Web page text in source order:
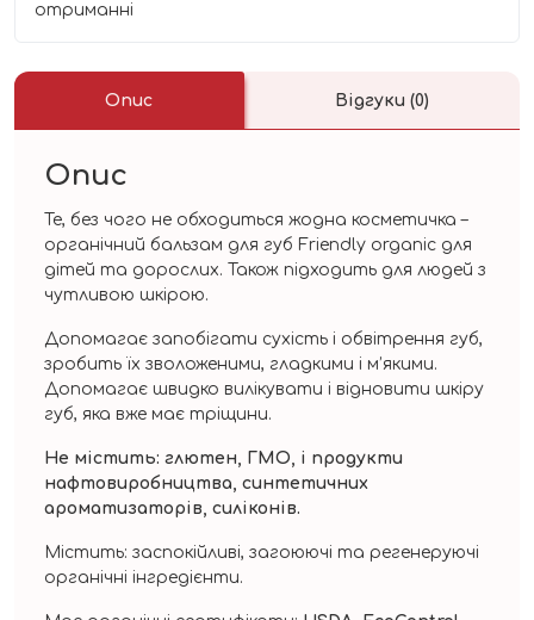
отриманні
Опис Відгуки (0)
Опис
Те, без чого не обходиться жодна косметичка –
органічний бальзам для губ Friendly organic для
дітей та дорослих. Також підходить для людей з
чутливою шкірою.
Допомагає запобігати сухість і обвітрення губ,
зробить їх зволоженими, гладкими і м’якими.
Допомагає швидко вилікувати і відновити шкіру
губ, яка вже має тріщини.
Не містить: глютен, ГМО, і продукти
нафтовиробництва, синтетичних
ароматизаторів, силіконів.
Містить: заспокійливі, загоюючі та регенеруючі
органічні інгредієнти.